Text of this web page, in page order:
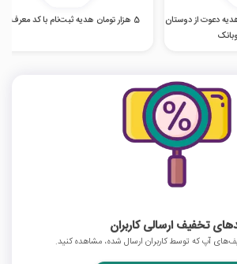
هدیه دعوت از دوستان
5 هزار تومان هدیه ثبت‌نام با کد معرف اومو
تخفیف ارسالی کاربران
آپ که توسط کاربران ارسال شده، مشاهده کنید.